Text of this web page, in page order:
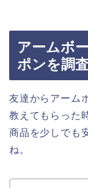
アームボ
ポンを調
友達からアーム
教えてもらった
商品を少しでも
ね。